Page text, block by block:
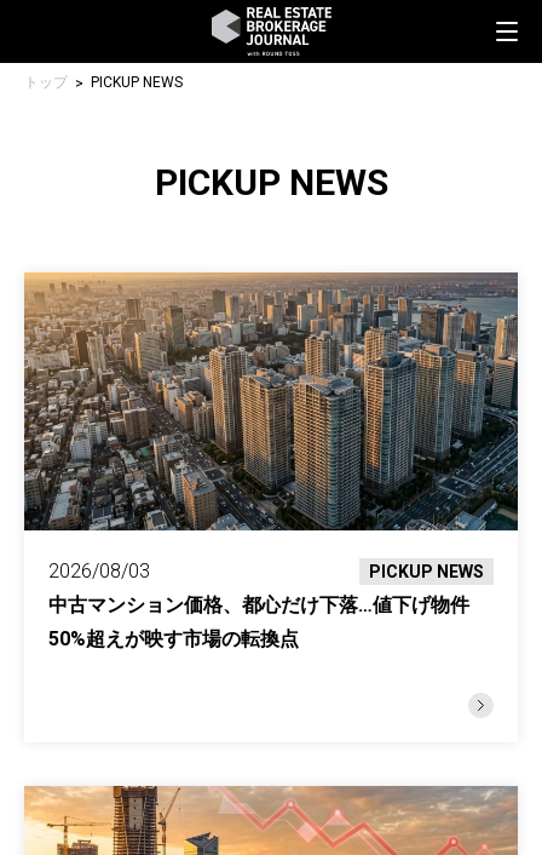
トップ PICKUP NEWS
PICKUP NEWS
2026/08/03 PICKUP NEWS
中古マンション価格、都心だけ下落…値下げ物件
50%超えが映す市場の転換点